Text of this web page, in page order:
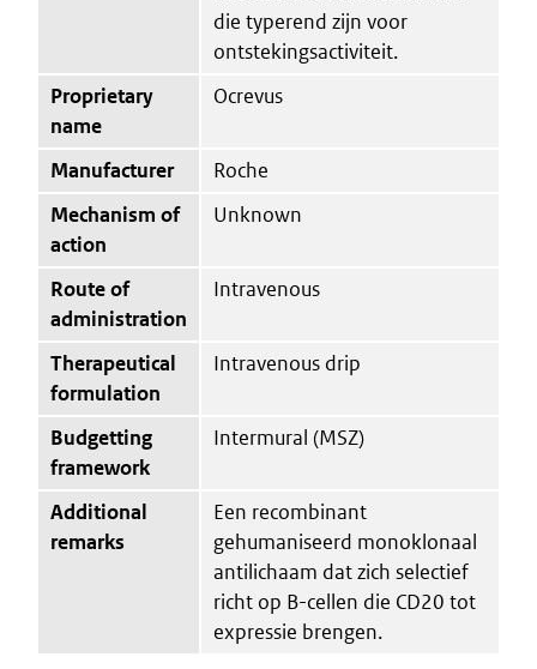
die typerend zijn voor
ontstekingsactiviteit.
Proprietary
name
Ocrevus
Manufacturer
Roche
Mechanism of
action
Unknown
Route of
administration
Intravenous
Therapeutical
formulation
Intravenous drip
Budgetting
framework
Intermural (MSZ)
Additional
remarks
Een recombinant
gehumaniseerd monoklonaal
antilichaam dat zich selectief
richt op B-cellen die CD20 tot
expressie brengen.